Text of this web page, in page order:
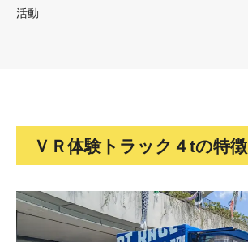
活動
ＶＲ体験トラック４tの特徴